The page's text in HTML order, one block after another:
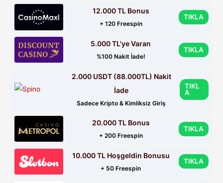
12.000 TL Bonus
+ 120 Freespin
TIKLA
5.000 TL'ye Varan
%100 Nakit İade!
TIKLA
2.000 USDT (88.000TL) Nakit
İade
Sadece Kripto & Kimliksiz Giriş
TIKL
A
20.000 TL Bonus
+ 200 Freespin
TIKLA
10.000 TL Hoşgeldin Bonusu
+ 50 Freespin
TIKLA